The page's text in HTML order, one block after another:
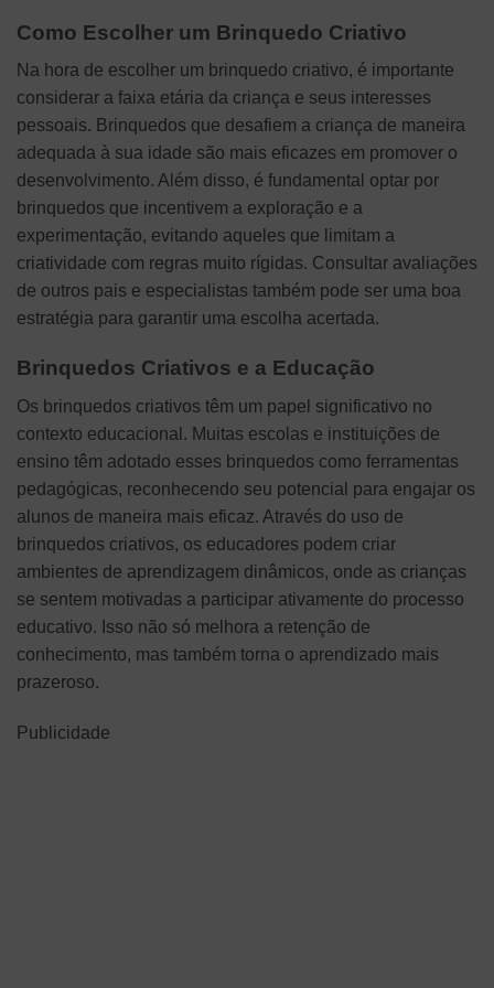
Como Escolher um Brinquedo Criativo
Na hora de escolher um brinquedo criativo, é importante
considerar a faixa etária da criança e seus interesses
pessoais. Brinquedos que desafiem a criança de maneira
adequada à sua idade são mais eficazes em promover o
desenvolvimento. Além disso, é fundamental optar por
brinquedos que incentivem a exploração e a
experimentação, evitando aqueles que limitam a
criatividade com regras muito rígidas. Consultar avaliações
de outros pais e especialistas também pode ser uma boa
estratégia para garantir uma escolha acertada.
Brinquedos Criativos e a Educação
Os brinquedos criativos têm um papel significativo no
contexto educacional. Muitas escolas e instituições de
ensino têm adotado esses brinquedos como ferramentas
pedagógicas, reconhecendo seu potencial para engajar os
alunos de maneira mais eficaz. Através do uso de
brinquedos criativos, os educadores podem criar
ambientes de aprendizagem dinâmicos, onde as crianças
se sentem motivadas a participar ativamente do processo
educativo. Isso não só melhora a retenção de
conhecimento, mas também torna o aprendizado mais
prazeroso.
Publicidade